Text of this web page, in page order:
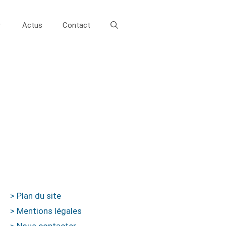
Actus Contact
> Plan du site
> Mentions légales